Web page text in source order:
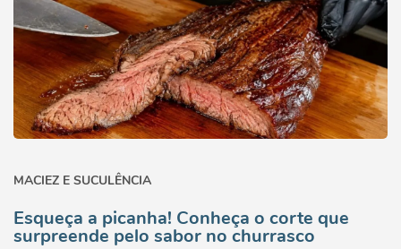
MACIEZ E SUCULÊNCIA
Esqueça a picanha! Conheça o corte que
surpreende pelo sabor no churrasco